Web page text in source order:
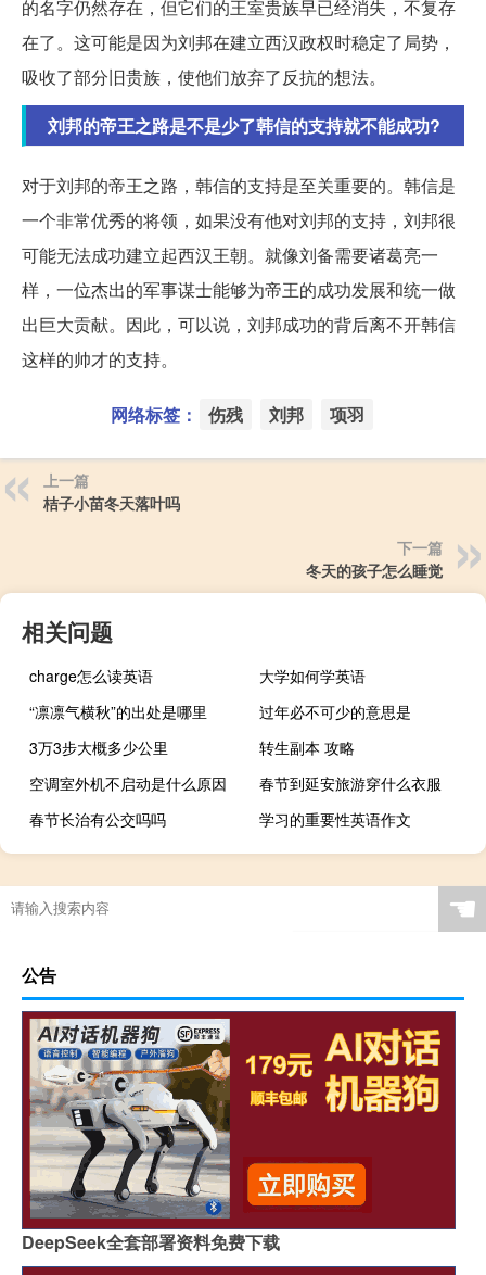
的名字仍然存在，但它们的王室贵族早已经消失，不复存
在了。这可能是因为刘邦在建立西汉政权时稳定了局势，
吸收了部分旧贵族，使他们放弃了反抗的想法。
刘邦的帝王之路是不是少了韩信的支持就不能成功?
对于刘邦的帝王之路，韩信的支持是至关重要的。韩信是
一个非常优秀的将领，如果没有他对刘邦的支持，刘邦很
可能无法成功建立起西汉王朝。就像刘备需要诸葛亮一
样，一位杰出的军事谋士能够为帝王的成功发展和统一做
出巨大贡献。因此，可以说，刘邦成功的背后离不开韩信
这样的帅才的支持。
网络标签： 伤残 刘邦 项羽
上一篇
桔子小苗冬天落叶吗
下一篇
冬天的孩子怎么睡觉
相关问题
charge怎么读英语
大学如何学英语
“凛凛气横秋”的出处是哪里
过年必不可少的意思是
3万3步大概多少公里
转生副本 攻略
空调室外机不启动是什么原因
春节到延安旅游穿什么衣服
春节长治有公交吗吗
学习的重要性英语作文
☚
公告
DeepSeek全套部署资料免费下载